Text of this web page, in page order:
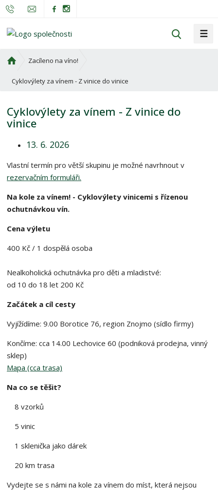
☰
o
í
s
r
n
a
Zacíleno na víno!
Cyklovýlety za vínem - Z vinice do vinice
Cyklovýlety za vínem - Z vinice do
vinice
13. 6. 2026
Vlastní termín pro větší skupinu je možné navrhnout v
rezervačním formuláři.
Na kole za vínem! - Cyklovýlety vinicemi s řízenou
ochutnávkou vín.
Cena výletu
400 Kč / 1 dospělá osoba
Nealkoholická ochutnávka pro děti a mladistvé:
od 10 do 18 let 200 Kč
Začátek a cíl cesty
Vyjížídíme: 9.00 Borotice 76, region Znojmo (sídlo firmy)
Končíme: cca 14.00 Lechovice 60 (podniková prodejna, vinný
sklep)
Mapa (cca trasa)
Na co se těšit?
8 vzorků
5 vinic
1 sklenička jako dárek
20 km trasa
Vydejte se s námi na kole za vínem do míst, která nejsou